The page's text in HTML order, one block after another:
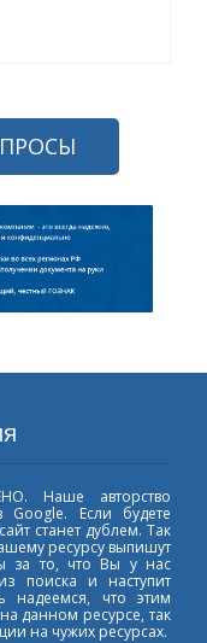
Наше авторство
Если будете
станет дублем. Так
ресурсу выпишут
за то, что Вы у нас
поиска и наступит
надеемся, что этим
данном ресурсе, так
на чужих ресурсах.